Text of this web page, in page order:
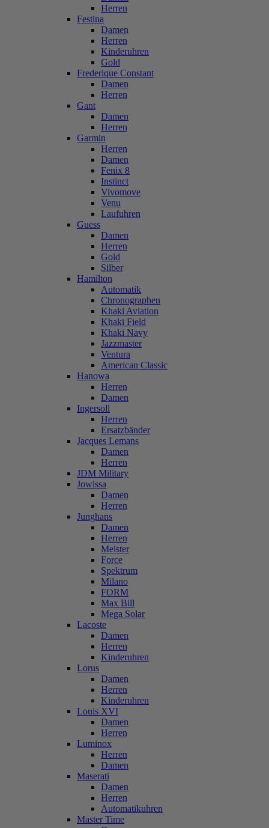
Herren
Festina
Damen
Herren
Kinderuhren
Gold
Frederique Constant
Damen
Herren
Gant
Damen
Herren
Garmin
Herren
Damen
Fenix 8
Instinct
Vivomove
Venu
Laufuhren
Guess
Damen
Herren
Gold
Silber
Hamilton
Automatik
Chronographen
Khaki Aviation
Khaki Field
Khaki Navy
Jazzmaster
Ventura
American Classic
Hanowa
Herren
Damen
Ingersoll
Herren
Ersatzbänder
Jacques Lemans
Damen
Herren
JDM Military
Jowissa
Damen
Herren
Junghans
Damen
Herren
Meister
Force
Spektrum
Milano
FORM
Max Bill
Mega Solar
Lacoste
Damen
Herren
Kinderuhren
Lorus
Damen
Herren
Kinderuhren
Louis XVI
Damen
Herren
Luminox
Herren
Damen
Maserati
Damen
Herren
Automatikuhren
Master Time